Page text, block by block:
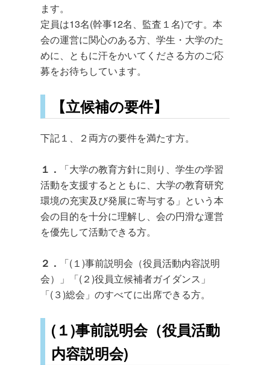
ます。
定員は13名(幹事12名、監査１名)です。本
会の運営に関心のある方、学生・大学のた
めに、ともに汗をかいてくださる方のご応
募をお待ちしています。
【立候補の要件】
下記１、２両方の要件を満たす方。
１．
「大学の教育方針に則り、学生の学習
活動を支援するとともに、大学の教育研究
環境の充実及び発展に寄与する」という本
会の目的を十分に理解し、会の円滑な運営
を優先して活動できる方。
２．
「(１)事前説明会（役員活動内容説明
会）」「(２)役員立候補者ガイダンス」
「(３)総会」のすべてに出席できる方。
(１)事前説明会（役員活動
内容説明会)